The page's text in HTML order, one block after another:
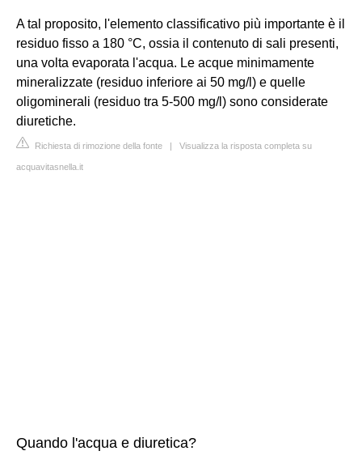
A tal proposito, l'elemento classificativo più importante è il
residuo fisso a 180 °C, ossia il contenuto di sali presenti,
una volta evaporata l'acqua. Le acque minimamente
mineralizzate (residuo inferiore ai 50 mg/l) e quelle
oligominerali (residuo tra 5-500 mg/l) sono considerate
diuretiche.
Richiesta di rimozione della fonte | Visualizza la risposta completa su
acquavitasnella.it
Quando l'acqua e diuretica?